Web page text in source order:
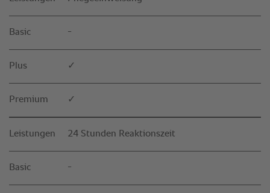
Basic -
Plus ✓
Premium ✓
Leistungen 24 Stunden Reaktionszeit
Basic -